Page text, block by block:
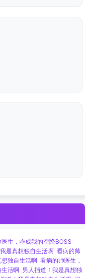
生，咋成我的空降BOSS
是真想独自生活啊 看病的帅
独自生活啊 看病的帅医生，
生活啊 男人挡道！我是真想独